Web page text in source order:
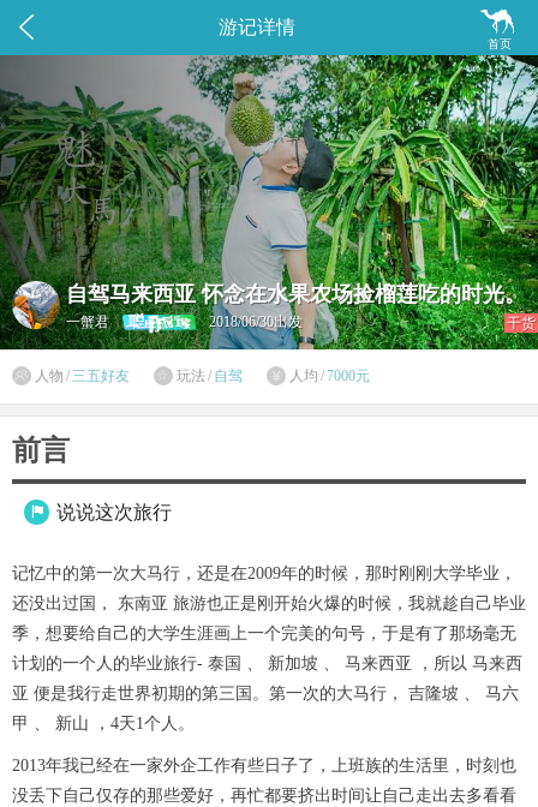
 
首页
游记详情
自驾马来西亚 怀念在水果农场捡榴莲吃的时光。
一蟹君 2018/06/30出发 干货
 人物 / 三五好友  玩法 / 自驾  人均 /7000元
前言
 说说这次旅行
记忆中的第一次大马行，还是在2009年的时候，那时刚刚大学毕业，
还没出过国， 东南亚 旅游也正是刚开始火爆的时候，我就趁自己毕业
季，想要给自己的大学生涯画上一个完美的句号，于是有了那场毫无
计划的一个人的毕业旅行- 泰国 、 新加坡 、 马来西亚 ，所以 马来西
亚 便是我行走世界初期的第三国。第一次的大马行， 吉隆坡 、 马六
甲 、 新山 ，4天1个人。
2013年我已经在一家外企工作有些日子了，上班族的生活里，时刻也
没丢下自己仅存的那些爱好，再忙都要挤出时间让自己走出去多看看